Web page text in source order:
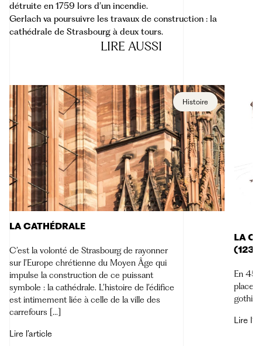
détruite en 1759 lors d’un incendie.
Gerlach va poursuivre les travaux de construction : la
cathédrale de Strasbourg à deux tours.
LIRE AUSSI
Histoire
LA CATHÉDRALE
C’est la volonté de Strasbourg de rayonner
sur l’Europe chrétienne du Moyen Âge qui
impulse la construction de ce puissant
symbole : la cathédrale. L’histoire de l’édifice
est intimement liée à celle de la ville des
carrefours […]
Lire l’article
LA
(1235
En 45
place
Lire